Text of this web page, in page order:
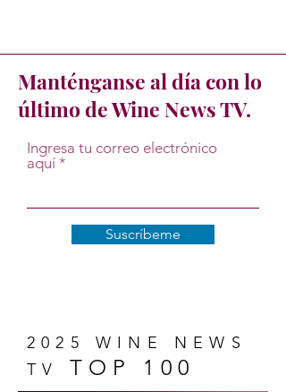
Manténganse al día con lo
último de Wine News TV.
Ingresa tu correo electrónico
aquí
Suscríbeme
2025 WINE NEWS
TV TOP 100